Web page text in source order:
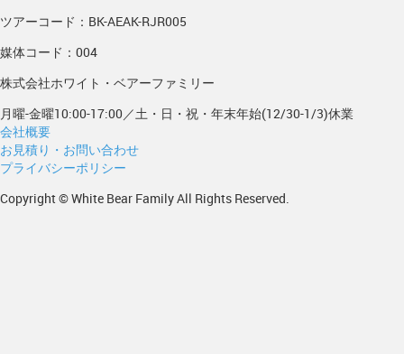
ツアーコード：BK-AEAK-RJR005
媒体コード：004
株式会社ホワイト・ベアーファミリー
月曜-金曜10:00-17:00／土・日・祝・年末年始(12/30-1/3)休業
会社概要
お見積り・お問い合わせ
プライバシーポリシー
Copyright © White Bear Family All Rights Reserved.